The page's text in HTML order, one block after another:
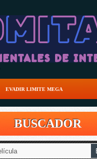
EVADIR LIMITE MEGA
BUSCADOR